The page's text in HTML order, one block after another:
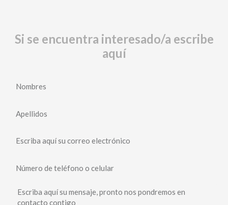
Si se encuentra interesado/a escribe
aquí